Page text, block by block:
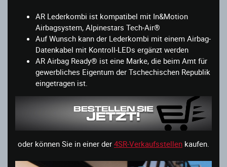
AR Lederkombi ist kompatibel mit In&Motion
Airbagsystem, Alpinestars Tech-Air®
Auf Wunsch kann der Lederkombi mit einem Airbag-
Datenkabel mit Kontroll-LEDs ergänzt werden
AR Airbag Ready® ist eine Marke, die beim Amt für
gewerbliches Eigentum der Tschechischen Republik
eingetragen ist.
oder können Sie in einer der 4SR-Verkaufsstellen kaufen.